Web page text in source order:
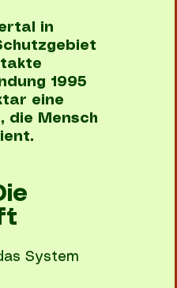
in
1995
eine
die Mensch
System